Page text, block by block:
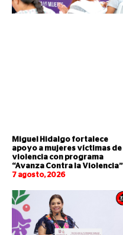
Miguel Hidalgo fortalece
apoyo a mujeres víctimas de
violencia con programa
“Avanza Contra la Violencia”
7 agosto, 2026